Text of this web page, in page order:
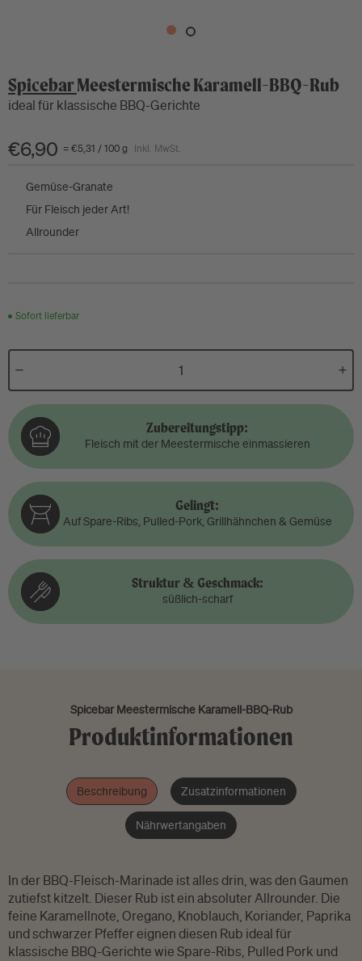
SpicebarMeestermische Karamell-BBQ-Rub
ideal für klassische BBQ-Gerichte
€6,90 = €5,31 / 100 g Inkl. MwSt.
Gemüse-Granate
Für Fleisch jeder Art!
Allrounder
Sofort lieferbar
Zubereitungstipp:
Fleisch mit der Meestermische einmassieren
Gelingt:
Auf Spare-Ribs, Pulled-Pork, Grillhähnchen & Gemüse
Struktur & Geschmack:
süßlich-scharf
Spicebar Meestermische Karamell-BBQ-Rub
Produktinformationen
Beschreibung Zusatzinformationen
Nährwertangaben
In der BBQ-Fleisch-Marinade ist alles drin, was den Gaumen
zutiefst kitzelt. Dieser Rub ist ein absoluter Allrounder. Die
feine Karamellnote, Oregano, Knoblauch, Koriander, Paprika
und schwarzer Pfeffer eignen diesen Rub ideal für
klassische BBQ-Gerichte wie Spare-Ribs, Pulled Pork und